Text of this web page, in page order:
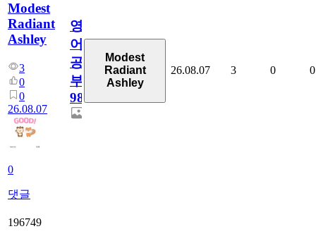
Modest
Radiant
Ashley
3
0
0
26.08.07
0
댓글
영
어
공
부
98
Modest
Radiant
Ashley
26.08.07 3 0 0
196749